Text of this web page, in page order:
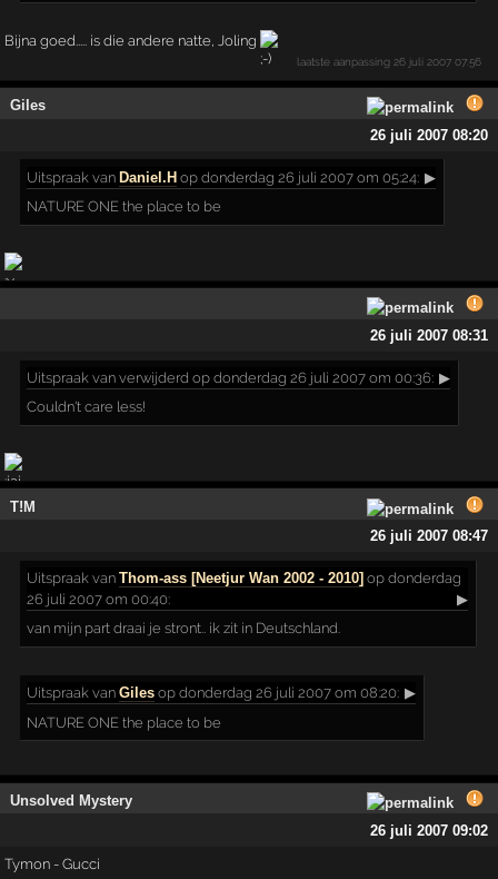
Bijna goed..... is die andere natte, Joling
laatste aanpassing 26 juli 2007 07:56
Giles
26 juli 2007 08:20
Uitspraak vanDaniel.H op donderdag 26 juli 2007 om 05:24: ▶
NATURE ONE the place to be
26 juli 2007 08:31
Uitspraak van verwijderd op donderdag 26 juli 2007 om 00:36: ▶
Couldn't care less!
T!M
26 juli 2007 08:47
Uitspraak vanThom-ass [Neetjur Wan 2002 - 2010] op donderdag
26 juli 2007 om 00:40:
▶
van mijn part draai je stront.. ik zit in Deutschland.
Uitspraak vanGiles op donderdag 26 juli 2007 om 08:20: ▶
NATURE ONE the place to be
Unsolved Mystery
26 juli 2007 09:02
Tymon - Gucci